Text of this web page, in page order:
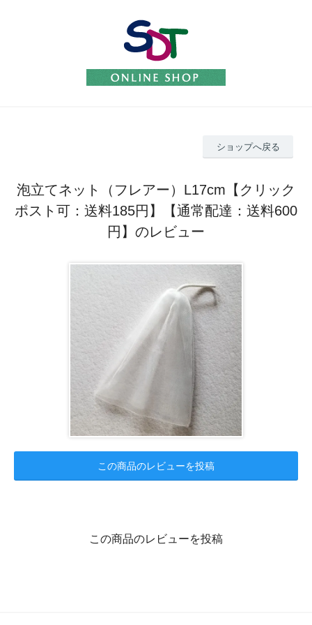
ショップへ戻る
泡立てネット（フレアー）L17cm【クリック
ポスト可：送料185円】【通常配達：送料600
円】のレビュー
この商品のレビューを投稿
この商品のレビューを投稿